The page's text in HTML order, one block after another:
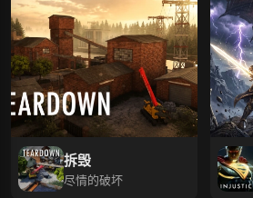
拆毁
尽情的破坏